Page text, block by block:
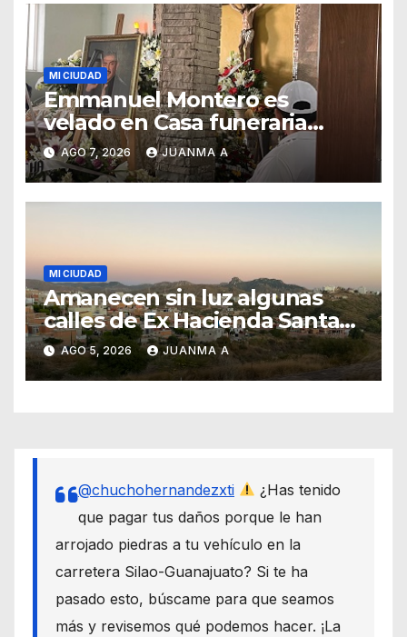
MI CIUDAD
Emmanuel Montero es
velado en Casa funeraria
Forasté
AGO 7, 2026 JUANMA A
MI CIUDAD
Amanecen sin luz algunas
calles de Ex Hacienda Santa
Teresa
AGO 5, 2026 JUANMA A
@chuchohernandezxti
¿Has tenido
que pagar tus daños porque le han
arrojado piedras a tu vehículo en la
carretera Silao-Guanajuato? Si te ha
pasado esto, búscame para que seamos
más y revisemos qué podemos hacer. ¡La